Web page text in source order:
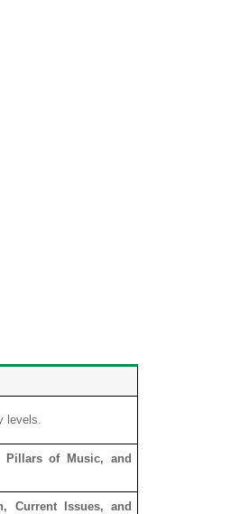
levels.
Pillars of Music, and
Current Issues, and